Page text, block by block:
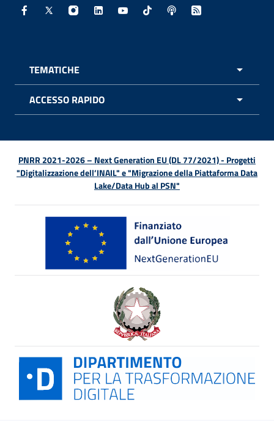
Facebook - Sito esterno - Apertura in nuova finestra
X - Sito esterno - Apertura in nuova finestra
Instagram - Sito esterno - Apertura in
Linkedin - Sito esterno - Apertura in
Youtube - Sito esterno -
TikTok - Sito esterno -
Spreaker - Sito
Feed RSS -
TEMATICHE
ACCESSO RAPIDO
PNRR 2021-2026 – Next Generation EU (DL 77/2021) - Progetti
"Digitalizzazione dell’INAIL" e "Migrazione della Piattaforma Data
Lake/Data Hub al PSN"